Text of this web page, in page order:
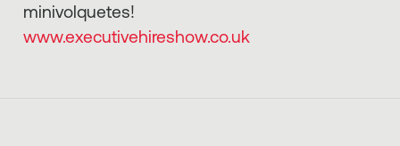
minivolquetes!
www.executivehireshow.co.uk